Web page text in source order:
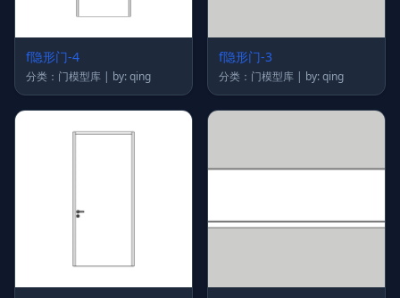
f隐形门-4
分类：门模型库 | by: qing
f隐形门-3
分类：门模型库 | by: qing